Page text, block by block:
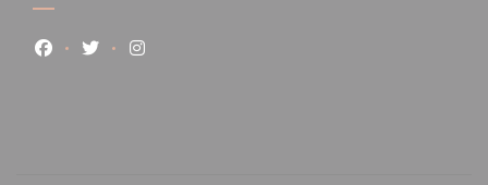
Facebook ((abre numa nova janela))
Twitter ((abre numa nova janela))
Instagram ((abre numa nova janela))